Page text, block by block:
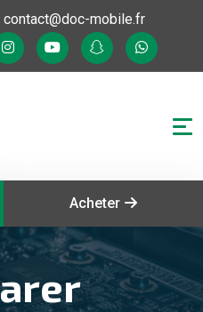
contact@doc-mobile.fr
Acheter